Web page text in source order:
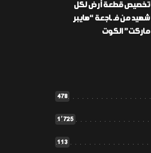
تخصيص قطعة أرض لكل
شهيد من فـ ـاجعة “هايبر
ماركت” الكوت
478
1٬725
113